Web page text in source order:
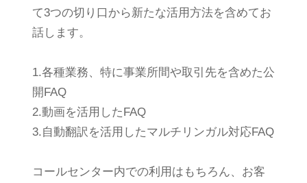
て3つの切り口から新たな活用方法を含めてお
話します。
1.各種業務、特に事業所間や取引先を含めた公
開FAQ
2.動画を活用したFAQ
3.自動翻訳を活用したマルチリンガル対応FAQ
コールセンター内での利用はもちろん、お客